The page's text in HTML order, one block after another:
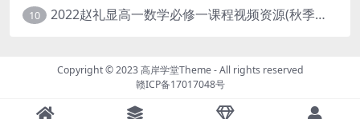
10 2022赵礼显高一数学必修一课程视频资源(秋季班 含讲义)百度网盘云
Copyright © 2023高岸学堂Theme- All rights reserved
赣ICP备17017048号